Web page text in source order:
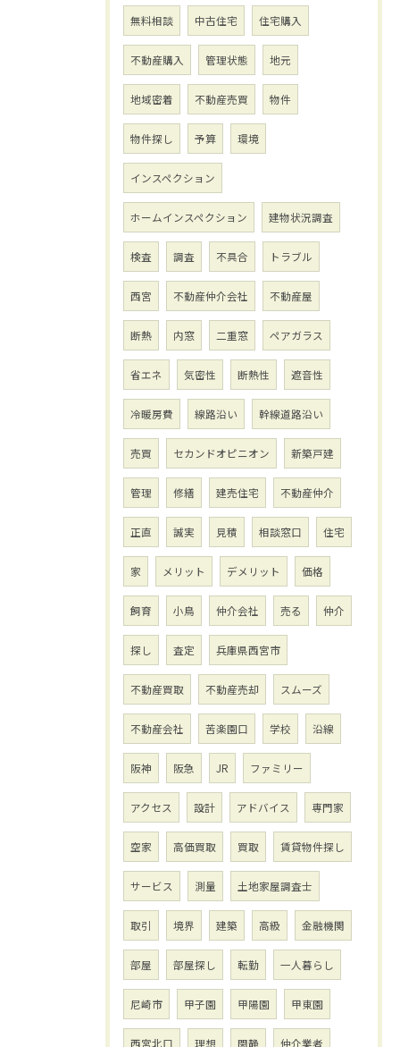
無料相談 中古住宅 住宅購入
不動産購入 管理状態 地元
地域密着 不動産売買 物件
物件探し 予算 環境
インスペクション
ホームインスペクション 建物状況調査
検査 調査 不具合 トラブル
西宮 不動産仲介会社 不動産屋
断熱 内窓 二重窓 ペアガラス
省エネ 気密性 断熱性 遮音性
冷暖房費 線路沿い 幹線道路沿い
売買 セカンドオピニオン 新築戸建
管理 修繕 建売住宅 不動産仲介
正直 誠実 見積 相談窓口 住宅
家 メリット デメリット 価格
飼育 小鳥 仲介会社 売る 仲介
探し 査定 兵庫県西宮市
不動産買取 不動産売却 スムーズ
不動産会社 苦楽園口 学校 沿線
阪神 阪急 JR ファミリー
アクセス 設計 アドバイス 専門家
空家 高価買取 買取 賃貸物件探し
サービス 測量 土地家屋調査士
取引 境界 建築 高級 金融機関
部屋 部屋探し 転勤 一人暮らし
尼崎市 甲子園 甲陽園 甲東園
西宮北口 理想 閑静 仲介業者